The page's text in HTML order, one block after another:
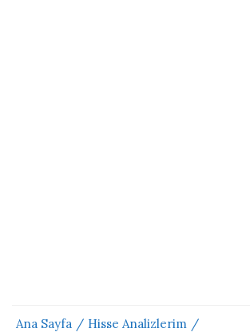
Ana Sayfa
Hisse Analizlerim